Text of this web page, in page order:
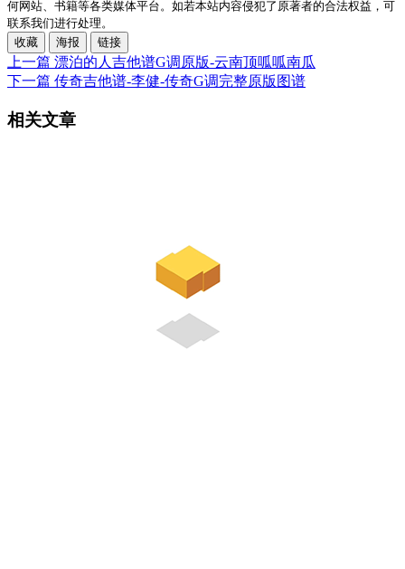
何网站、书籍等各类媒体平台。如若本站内容侵犯了原著者的合法权益，可
联系我们进行处理。
收藏
海报 链接
上一篇 漂泊的人吉他谱G调原版-云南顶呱呱南瓜
下一篇 传奇吉他谱-李健-传奇G调完整原版图谱
相关文章